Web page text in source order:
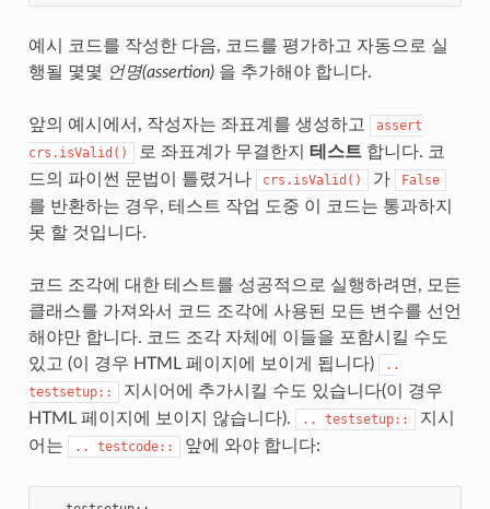
예시 코드를 작성한 다음, 코드를 평가하고 자동으로 실
행될 몇몇 언명(assertion)을 추가해야 합니다.
앞의 예시에서, 작성자는 좌표계를 생성하고
assert
crs.isValid()
로 좌표계가 무결한지 테스트합니다. 코
드의 파이썬 문법이 틀렸거나
crs.isValid() 가 False
를 반환하는 경우, 테스트 작업 도중 이 코드는 통과하지
못 할 것입니다.
코드 조각에 대한 테스트를 성공적으로 실행하려면, 모든
클래스를 가져와서 코드 조각에 사용된 모든 변수를 선언
해야만 합니다. 코드 조각 자체에 이들을 포함시킬 수도
있고 (이 경우 HTML 페이지에 보이게 됩니다)
..
testsetup::
지시어에 추가시킬 수도 있습니다(이 경우
HTML 페이지에 보이지 않습니다).
.. testsetup::
지시
어는
.. testcode:: 앞에 와야 합니다: